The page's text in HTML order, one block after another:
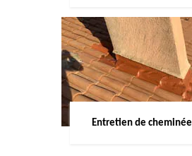
Entretien de